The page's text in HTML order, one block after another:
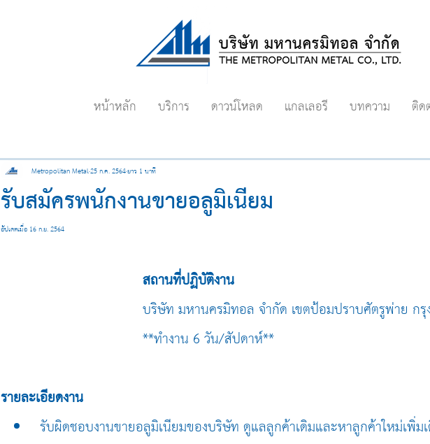
หน้าหลัก บริการ ดาวน์โหลด แกลเลอรี บทความ ติด
รับสมัครพนักงานขายอลูมิเนียม
Metropolitan Metal25 ก.ค. 2564ยาว 1 นาที
อัปเดตเมื่อ 16 ก.ย. 2564
สถานที่ปฏิบัติงาน
บริษัท มหานครมิทอล จำกัด เขตป้อมปราบศัตรูพ่าย ก
**ทำงาน 6 วัน/สัปดาห์**
รายละเอียดงาน
รับผิดชอบงานขายอลูมิเนียมของบริษัท ดูแลลูกค้าเดิมและหาลูกค้าใหม่เพิ่ม